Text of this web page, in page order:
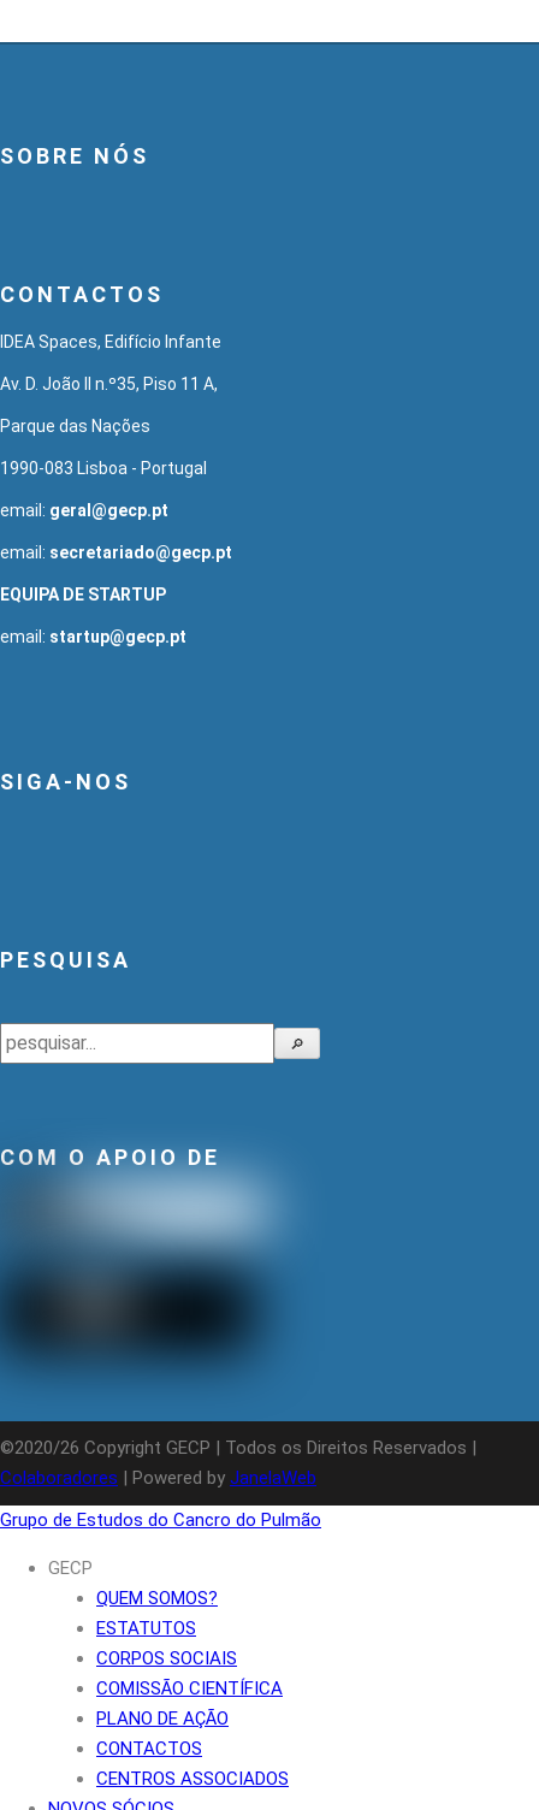
SOBRE NÓS
CONTACTOS
IDEA Spaces, Edifício Infante
Av. D. João II n.º35, Piso 11 A,
Parque das Nações
1990-083 Lisboa - Portugal
email: geral@gecp.pt
email: secretariado@gecp.pt
EQUIPA DE STARTUP
email: startup@gecp.pt
SIGA-NOS
PESQUISA
Pesquisar 🔎
COM O APOIO DE
©2020/26 Copyright GECP | Todos os Direitos Reservados |
Colaboradores | Powered by JanelaWeb
Grupo de Estudos do Cancro do Pulmão
GECP
QUEM SOMOS?
ESTATUTOS
CORPOS SOCIAIS
COMISSÃO CIENTÍFICA
PLANO DE AÇÃO
CONTACTOS
CENTROS ASSOCIADOS